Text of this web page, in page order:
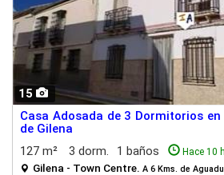
15
Casa Adosada de 3 Dormitorios
de Gilena
127 m²
3 dorm. 1 baños Hace 10
Gilena - Town Centre. A 6 Kms. de